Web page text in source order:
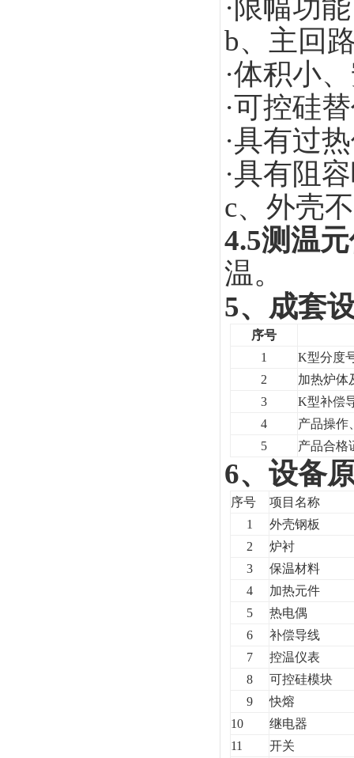
·限幅功
b、主回
·体积小
·可控硅
·具有过
·具有阻
c、外壳
4.5测温
温。
5、成套
序号
1
K型分度
2
加热炉体
3
K型补偿
4
产品操作
5
产品合格
6、设备
序号
项目名称
1
外壳钢板
2
炉衬
3
保温材料
4
加热元件
5
热电偶
6
补偿导线
7
控温仪表
8
可控硅模块
9
快熔
10
继电器
11
开关